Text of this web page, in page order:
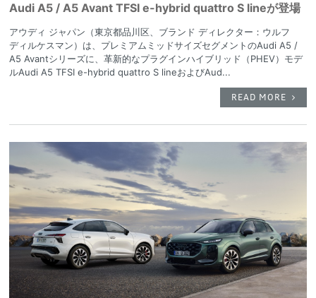
Audi A5 / A5 Avant TFSI e-hybrid quattro S lineが登場
アウディ ジャパン（東京都品川区、ブランド ディレクター：ウルフ
ディルケスマン）は、プレミアムミッドサイズセグメントのAudi A5 /
A5 Avantシリーズに、革新的なプラグインハイブリッド（PHEV）モデ
ルAudi A5 TFSI e-hybrid quattro S lineおよびAud...
READ MORE